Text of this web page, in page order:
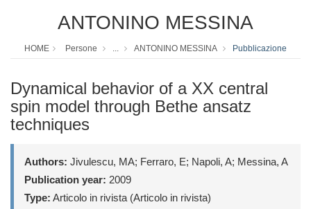
ANTONINO MESSINA
HOME Persone ... ANTONINO MESSINA Pubblicazione
Dynamical behavior of a XX central
spin model through Bethe ansatz
techniques
Authors: Jivulescu, MA; Ferraro, E; Napoli, A; Messina, A
Publication year: 2009
Type: Articolo in rivista (Articolo in rivista)